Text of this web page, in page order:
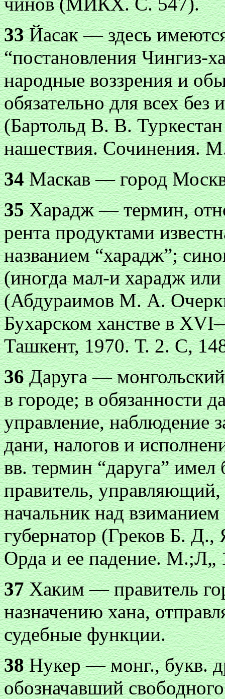
33Йасак — здесь
“постановления Чингиз-
народные воззрения и
обязательно для всех
(Бартольд В. В.
нашествия. Сочинения.
34Маскав — город
35Харадж — термин,
рента продуктами
названием “харадж”;
(иногда мал-и харадж
(Абдураимов М. А.
Бухарском ханстве в
Ташкент, 1970. Т. 2. С,
36Даруга — монгольский
в городе; в обязанности
управление, наблюдение
дани, налогов и
вв. термин “даруга”
правитель,
начальник над
губернатор (Греков Б.
Орда и ее падение. М.;Л„
37Хаким — правитель
назначению хана,
судебные функции.
38Нукер — монг., букв.
обозначавший